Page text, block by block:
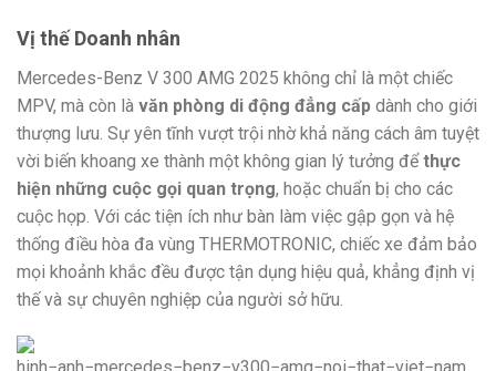
Vị thế Doanh nhân
Mercedes-Benz V 300 AMG 2025 không chỉ là một chiếc
MPV, mà còn là văn phòng di động đẳng cấp dành cho giới
thượng lưu. Sự yên tĩnh vượt trội nhờ khả năng cách âm tuyệt
vời biến khoang xe thành một không gian lý tưởng đểthực
hiện những cuộc gọi quan trọng, hoặc chuẩn bị cho các
cuộc họp. Với các tiện ích như bàn làm việc gập gọn và hệ
thống điều hòa đa vùng THERMOTRONIC, chiếc xe đảm bảo
mọi khoảnh khắc đều được tận dụng hiệu quả, khẳng định vị
thế và sự chuyên nghiệp của người sở hữu.